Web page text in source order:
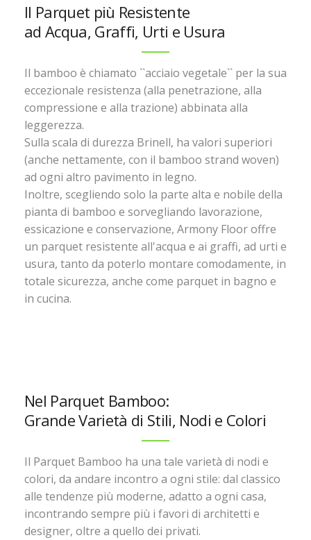
Il Parquet più Resistente
ad Acqua, Graffi, Urti e Usura
Il bamboo è chiamato ``acciaio vegetale`` per la sua
eccezionale resistenza (alla penetrazione, alla
compressione e alla trazione) abbinata alla
leggerezza.
Sulla scala di durezza Brinell, ha valori superiori
(anche nettamente, con il bamboo strand woven)
ad ogni altro pavimento in legno.
Inoltre, scegliendo solo la parte alta e nobile della
pianta di bamboo e sorvegliando lavorazione,
essicazione e conservazione, Armony Floor offre
un parquet resistente all'acqua e ai graffi, ad urti e
usura, tanto da poterlo montare comodamente, in
totale sicurezza, anche come parquet in bagno e
in cucina.
Nel Parquet Bamboo:
Grande Varietà di Stili, Nodi e Colori
Il Parquet Bamboo ha una tale varietà di nodi e
colori, da andare incontro a ogni stile: dal classico
alle tendenze più moderne, adatto a ogni casa,
incontrando sempre più i favori di architetti e
designer, oltre a quello dei privati.